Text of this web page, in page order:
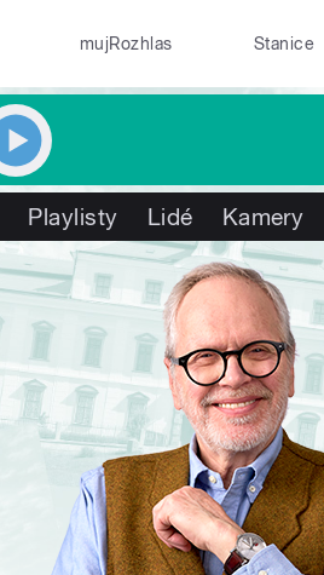
mujRozhlas Stanice
Playlisty Lidé Kamery